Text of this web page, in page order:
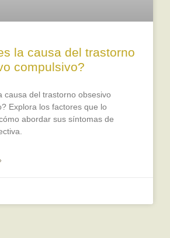
la causa del trastorno
compulsivo?
causa del trastorno obsesivo
Explora los factores que lo
abordar sus síntomas de